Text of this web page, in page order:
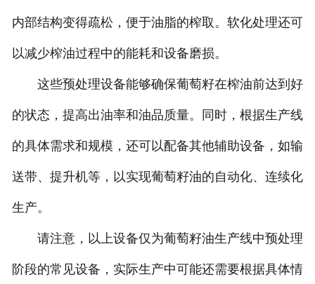
内部结构变得疏松，便于油脂的榨取。软化处理还可
以减少榨油过程中的能耗和设备磨损。
这些预处理设备能够确保葡萄籽在榨油前达到好
的状态，提高出油率和油品质量。同时，根据生产线
的具体需求和规模，还可以配备其他辅助设备，如输
送带、提升机等，以实现葡萄籽油的自动化、连续化
生产。
请注意，以上设备仅为葡萄籽油生产线中预处理
阶段的常见设备，实际生产中可能还需要根据具体情